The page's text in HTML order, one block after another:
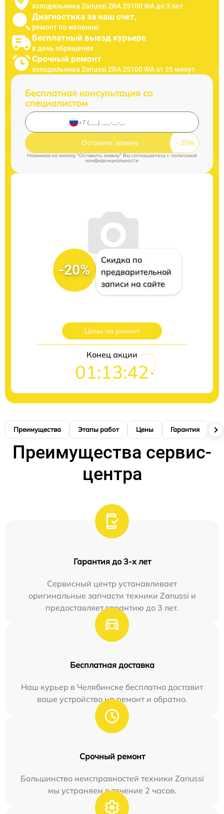
холодильника Zanussi ZRA 25100 WA до 3 лет
Диагностика за наш счет,
ремонт по желанию
Бесплатный выезд курьера
в день обращения
Срочный ремонт
холодильника Zanussi ZRA 25100 WA от 35 минут
Бесплатная консультация со
специалистом
Оставить заявку
Нажимая на кнопку "Оставить заявку" Вы соглашаетесь cполитикой
конфиденциальности
-20%
Скидка по
предварительной
записи на сайте
Цены на ремонт
Конец акции
01:13:41
Преимущества Этапы работ Цены Гарантия
Преимущества сервис-
центра
Гарантия до 3-х лет
Сервисный центр устанавливает
оригинальные запчасти техники Zanussi и
предоставляет гарантию до 3 лет.
Бесплатная доставка
Наш курьер в Челябинске бесплатно доставит
ваше устройство на ремонт и обратно.
Срочный ремонт
Большинство неисправностей техники Zanussi
мы устраняем в течение 2 часов.